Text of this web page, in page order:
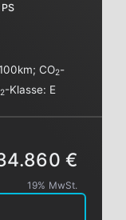
;CO2-
2-Klasse: E
€
19% MwSt.